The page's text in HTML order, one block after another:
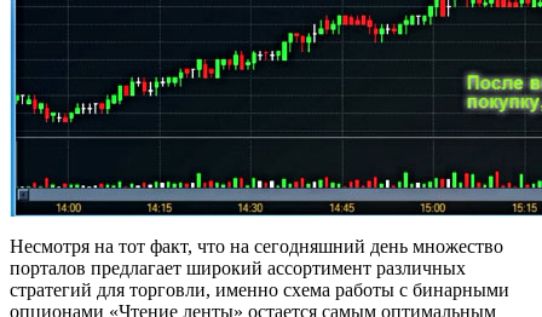
Несмотря на тот факт, что на сегодняшний день множество
порталов предлагает широкий ассортимент различных
стратегий для торговли, именно схема работы с бинарными
опционами «Чтение ленты» остается самым оптимальным